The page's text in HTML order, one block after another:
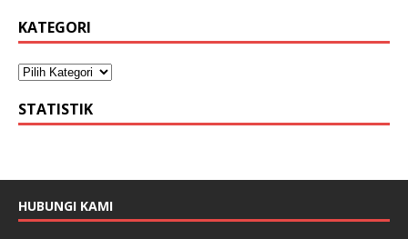
KATEGORI
STATISTIK
HUBUNGI KAMI